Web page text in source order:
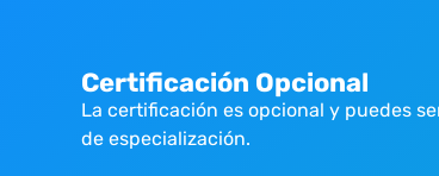
Certificación Opcional
La certificación es opcional y puedes
de especialización.